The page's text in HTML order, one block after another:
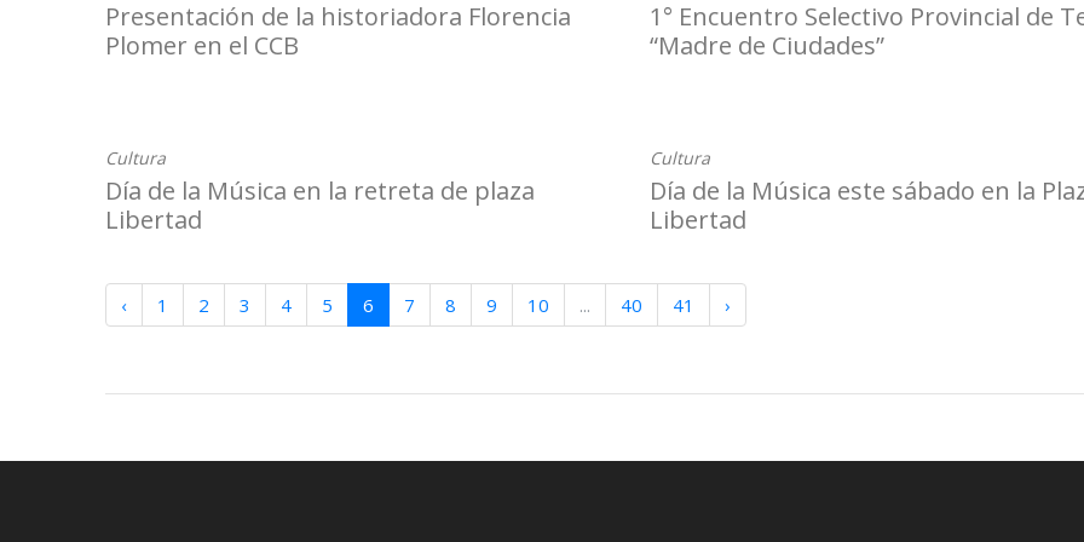
Presentación de la historiadora Florencia
Plomer en el CCB
1° Encuentro Selectivo Provincial de
“Madre de Ciudades”
Cultura
Día de la Música en la retreta de plaza
Libertad
Cultura
Día de la Música este sábado en la
Libertad
‹ 1 2 3 4 5 6 7 8 9 10 ... 40 41 ›